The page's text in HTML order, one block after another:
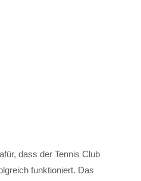
dass der Tennis Club
funktioniert. Das